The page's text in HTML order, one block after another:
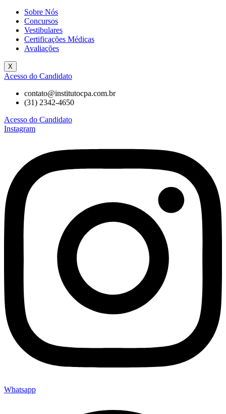
Sobre Nós
Concursos
Vestibulares
Certificações Médicas
Avaliações
X
Acesso do Candidato
contato@institutocpa.com.br
(31) 2342-4650
Acesso do Candidato
Instagram
Whatsapp